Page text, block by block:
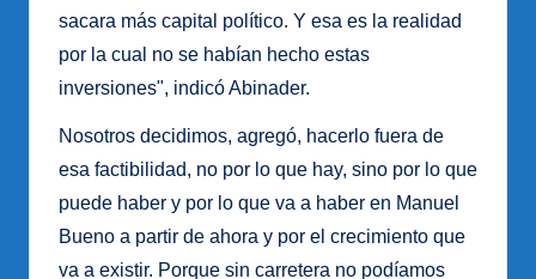
sacara más capital político. Y esa es la realidad
por la cual no se habían hecho estas
inversiones", indicó Abinader.
Nosotros decidimos, agregó, hacerlo fuera de
esa factibilidad, no por lo que hay, sino por lo que
puede haber y por lo que va a haber en Manuel
Bueno a partir de ahora y por el crecimiento que
va a existir. Porque sin carretera no podíamos